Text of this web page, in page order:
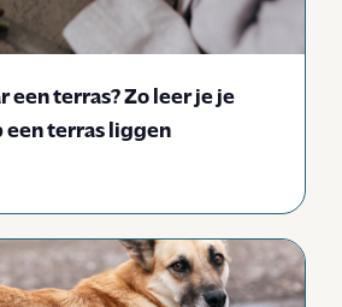
een terras? Zo leer je je
een terras liggen